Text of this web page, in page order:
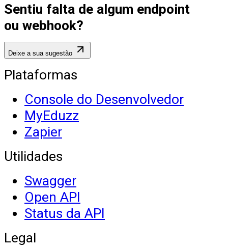
Sentiu falta de algum endpoint
ou webhook?
Deixe a sua sugestão
Plataformas
Console do Desenvolvedor
MyEduzz
Zapier
Utilidades
Swagger
Open API
Status da API
Legal